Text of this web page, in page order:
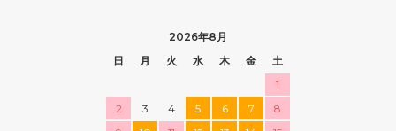
2026年8月
日
月 火 水 木 金
土
1
2
3 4 5 6 7
8